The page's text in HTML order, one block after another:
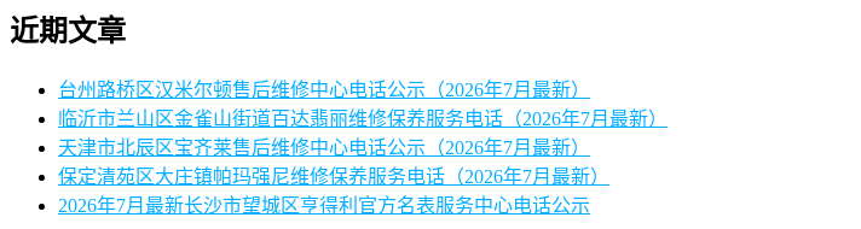
近期文章
台州路桥区汉米尔顿售后维修中心电话公示（2026年7月最新）
临沂市兰山区金雀山街道百达翡丽维修保养服务电话（2026年7月最新）
天津市北辰区宝齐莱售后维修中心电话公示（2026年7月最新）
保定清苑区大庄镇帕玛强尼维修保养服务电话（2026年7月最新）
2026年7月最新长沙市望城区亨得利官方名表服务中心电话公示